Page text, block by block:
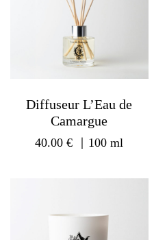
Diffuseur L’Eau de
Camargue
40.00€ ｜100 ml